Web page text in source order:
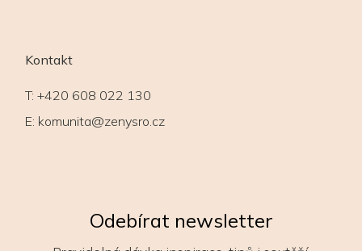
Kontakt
T: +420 608 022 130
E: komunita@zenysro.cz
Odebírat newsletter